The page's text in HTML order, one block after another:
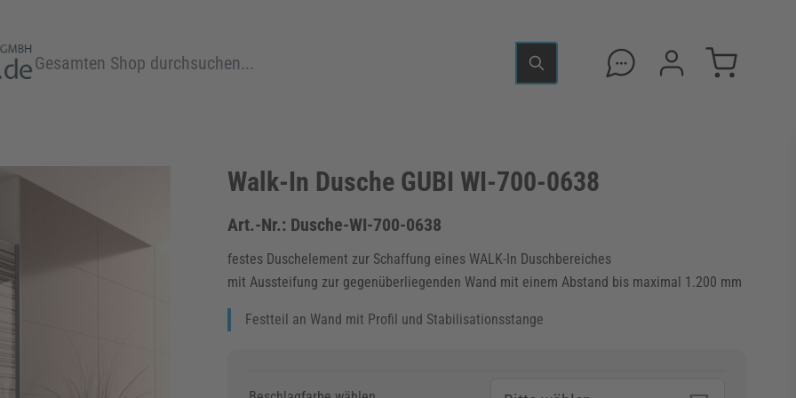
Walk-In Dusche GUBI WI-700-0638
Art.-Nr.: Dusche-WI-700-0638
festes Duschelement zur Schaffung eines WALK-In Duschbereiches
mit Aussteifung zur gegenüberliegenden Wand mit einem Abstand bis maximal 1.200 mm
Festteil an Wand mit Profil und Stabilisationsstange